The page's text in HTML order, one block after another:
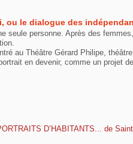
ou le dialogue des
seule personne. Après des
au Théâtre Gérard Philipe,
en devenir, comme un projet
D’HABITANTS... de